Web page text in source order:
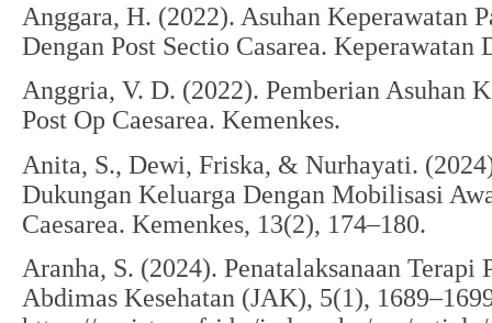
Anggara, H. (2022). Asuhan Keperawatan
Dengan Post Sectio Casarea. Keperawatan
Anggria, V. D. (2022). Pemberian Asuhan
Post Op Caesarea. Kemenkes.
Anita, S., Dewi, Friska, & Nurhayati.
Dukungan Keluarga Dengan Mobilisasi
Caesarea. Kemenkes, 13(2), 174–180.
Aranha, S. (2024). Penatalaksanaan Terapi
Abdimas Kesehatan (JAK), 5(1),